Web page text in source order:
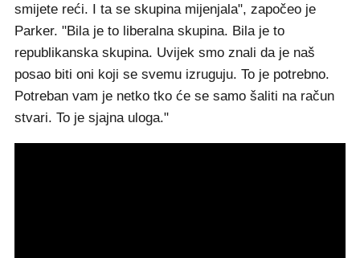
smijete reći. I ta se skupina mijenjala", započeo je
Parker. "Bila je to liberalna skupina. Bila je to
republikanska skupina. Uvijek smo znali da je naš
posao biti oni koji se svemu izruguju. To je potrebno.
Potreban vam je netko tko će se samo šaliti na račun
stvari. To je sjajna uloga."